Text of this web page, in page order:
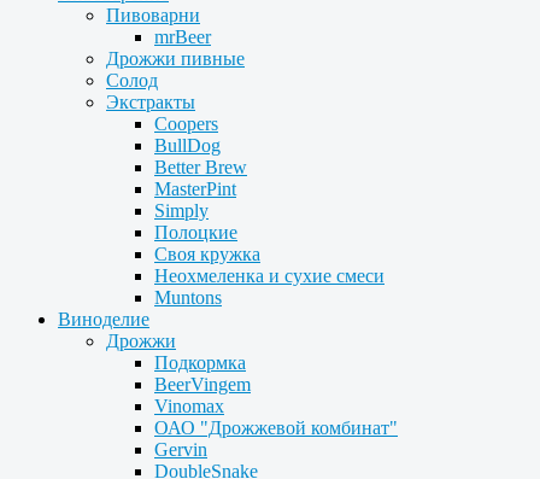
Пивоварни
mrBeer
Дрожжи пивные
Солод
Экстракты
Coopers
BullDog
Better Brew
MasterPint
Simply
Полоцкие
Своя кружка
Неохмеленка и сухие смеси
Muntons
Виноделие
Дрожжи
Подкормка
BeerVingem
Vinomax
ОАО "Дрожжевой комбинат"
Gervin
DoubleSnake